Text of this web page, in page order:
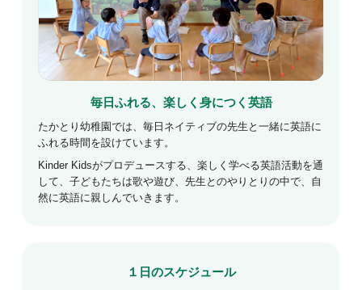
毎日ふれる、楽しく身につく英語
たかとり幼稚園では、毎日ネイティブの先生と一緒に英語に
ふれる時間を設けています。
Kinder Kidsがプロデュースする、楽しく学べる英語活動を通
して、子どもたちは歌や遊び、先生とのやりとりの中で、自
然に英語に親しんでいきます。
１日のスケジュール